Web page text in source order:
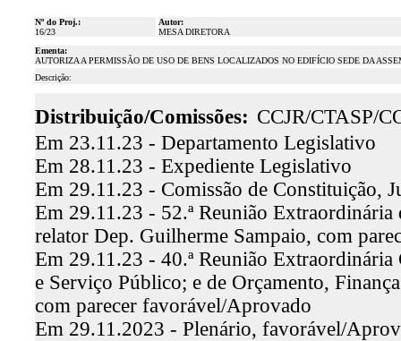
Nº do Proj.:
16/23
Autor:
MESA DIRETORA
Ementa:
AUTORIZA A PERMISSÃO DE USO DE BENS LOCALIZADOS NO EDIFÍCIO SEDE DA
Descrição:
Distribuição/Comissões: CCJR/CTASP/
Em 23.11.23 - Departamento Legislativo
Em 28.11.23 - Expediente Legislativo
Em 29.11.23 - Comissão de Constituição,
Em 29.11.23 - 52.ª Reunião Extraordinária
relator Dep. Guilherme Sampaio, com
Em 29.11.23 - 40.ª Reunião
e Serviço Público; e de Orçamento,
com parecer favorável/Aprovado
Em 29.11.2023 - Plenário, favorável/